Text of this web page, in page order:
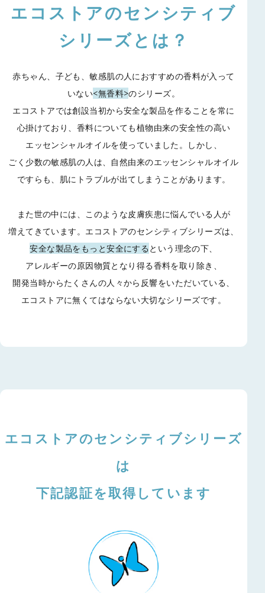
エコストアのセンシティブ
シリーズとは？
赤ちゃん、子ども、敏感肌の人におすすめの香料が入って
いない<無香料>のシリーズ。
エコストアでは創設当初から安全な製品を作ることを常に
心掛けており、 香料についても植物由来の安全性の高い
エッセンシャルオイルを使っていました。
しかし、
ごく少数の敏感肌の人は、自然由来のエッセンシャルオイル
ですらも、 肌にトラブルが出てしまうことがあります。
また世の中には、このような皮膚疾患に悩んでいる人が
増えてきています。 エコストアのセンシティブシリーズは、
安全な製品をもっと安全にする という理念の下、
アレルギーの原因物質となり得る香料を取り除き、
開発当時からたくさんの人々から反響をいただいている、
エコストアに無くてはならない大切なシリーズです。
エコストアのセンシティブシリーズ
は
下記認証を取得しています